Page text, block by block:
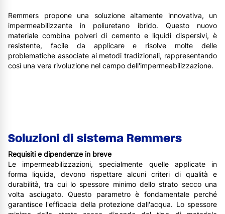
Remmers propone una soluzione altamente innovativa, un
impermeabilizzante in poliuretano ibrido. Questo nuovo
materiale combina polveri di cemento e liquidi dispersivi, è
resistente, facile da applicare e risolve molte delle
problematiche associate ai metodi tradizionali, rappresentando
così una vera rivoluzione nel campo dell'impermeabilizzazione.
Soluzioni di sistema Remmers
Requisiti e dipendenze in breve
Le impermeabilizzazioni, specialmente quelle applicate in
forma liquida, devono rispettare alcuni criteri di qualità e
durabilità, tra cui lo spessore minimo dello strato secco una
volta asciugato. Questo parametro è fondamentale perché
garantisce l'efficacia della protezione dall'acqua. Lo spessore